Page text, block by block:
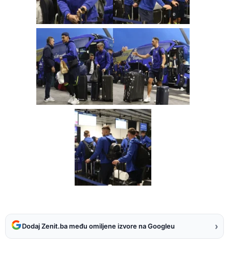
Dodaj Zenit.ba među omiljene izvore na Googleu ›